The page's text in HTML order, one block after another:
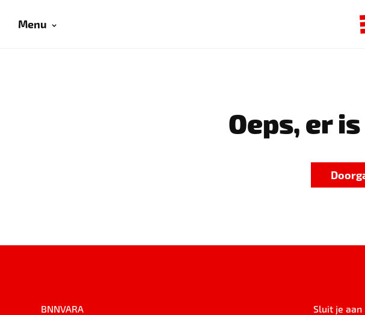
Menu
Oeps, er
BNNVARA Sluit je aan